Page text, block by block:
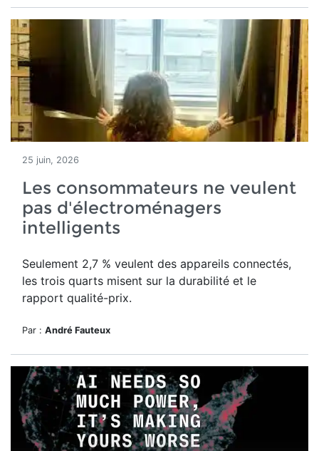
25 juin, 2026
Les consommateurs ne veulent
pas d'électroménagers
intelligents
Seulement 2,7 % veulent des appareils connectés,
les trois quarts misent sur la durabilité et le
rapport qualité-prix.
Par : André Fauteux